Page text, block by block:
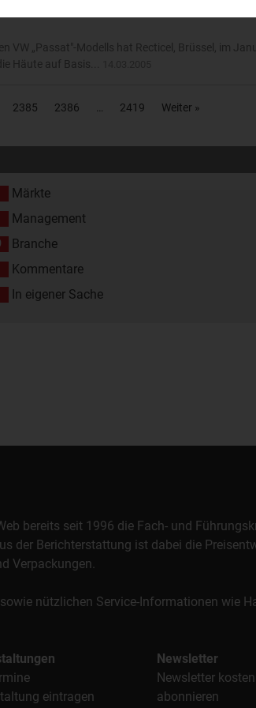
VW „Passat"-Modells hat Recticel, Brüssel, im
Häute auf Basis...
2385 2386 2419 Weiter »
Märkte
Management
Branche
Kommentare
In eigener Sache
bereits seit 1996 die Fach- und
der Berichterstattung ist dabei die
Verpackungen.
nützlichen Service-Informationen wie
eintragen
Newsletter
Newsletter
abonnieren